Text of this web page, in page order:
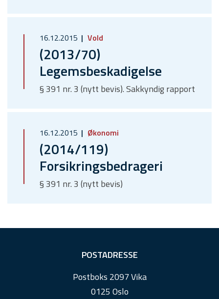
16.12.2015 Vold
(2013/70)
Legemsbeskadigelse
§ 391 nr. 3 (nytt bevis). Sakkyndig rapport
16.12.2015 Økonomi
(2014/119)
Forsikringsbedrageri
§ 391 nr. 3 (nytt bevis)
POSTADRESSE
Postboks 2097 Vika
0125 Oslo